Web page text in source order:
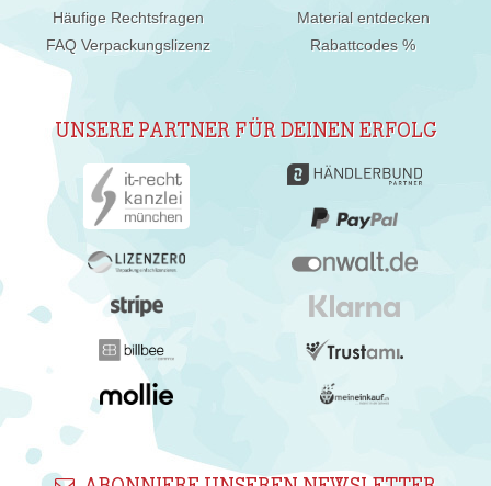
Häufige Rechtsfragen
FAQ Verpackungslizenz
Material entdecken
Rabattcodes %
UNSERE PARTNER FÜR DEINEN ERFOLG